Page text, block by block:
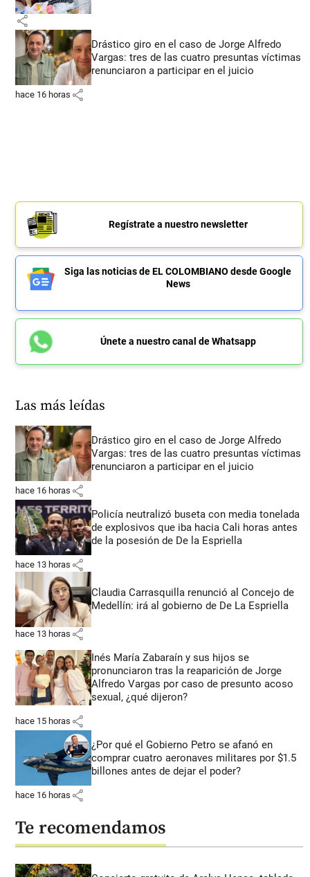
share
Drástico giro en el caso de Jorge Alfredo
Vargas: tres de las cuatro presuntas víctimas
renunciaron a participar en el juicio
hace 16 horas share
Regístrate a nuestro newsletter
Siga las noticias de EL COLOMBIANO desde Google
News
Únete a nuestro canal de Whatsapp
Las más leídas
Drástico giro en el caso de Jorge Alfredo
Vargas: tres de las cuatro presuntas víctimas
renunciaron a participar en el juicio
hace 16 horas share
Policía neutralizó buseta con media tonelada
de explosivos que iba hacia Cali horas antes
de la posesión de De la Espriella
hace 13 horas share
Claudia Carrasquilla renunció al Concejo de
Medellín: irá al gobierno de De La Espriella
hace 13 horas share
Inés María Zabaraín y sus hijos se
pronunciaron tras la reaparición de Jorge
Alfredo Vargas por caso de presunto acoso
sexual, ¿qué dijeron?
hace 15 horas share
¿Por qué el Gobierno Petro se afanó en
comprar cuatro aeronaves militares por $1.5
billones antes de dejar el poder?
hace 16 horas share
Te recomendamos